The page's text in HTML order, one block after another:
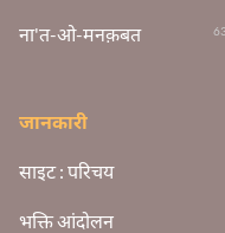
ना'त-ओ-मनक़बत
जानकारी
साइट : परिचय
भक्ति आंदोलन